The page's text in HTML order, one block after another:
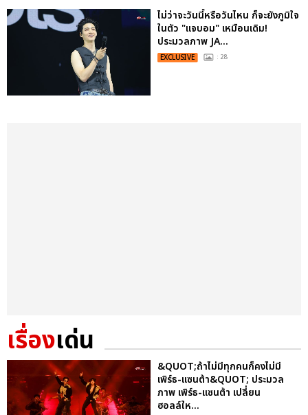
ไม่ว่าจะวันนี้หรือวันไหน ก็จะยังภูมิใจ
ในตัว "แจบอม" เหมือนเดิม!
ประมวลภาพ JA...
EXCLUSIVE : 28
เรื่องเด่น
&QUOT;ถ้าไม่มีทุกคนก็คงไม่มี
เพิร์ธ-แซนต้า&QUOT; ประมวล
ภาพ เพิร์ธ-แซนต้า เปลี่ยน
ฮอลล์ให...